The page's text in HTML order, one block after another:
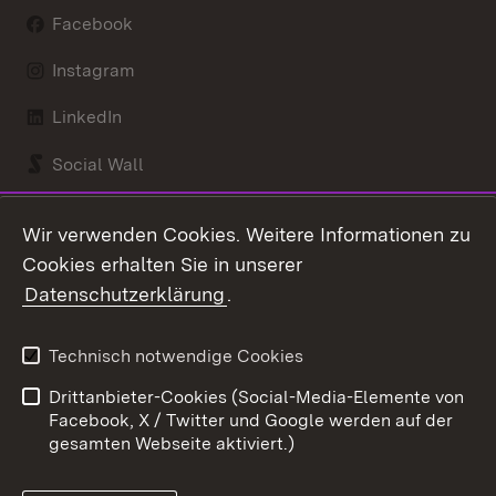
Facebook
Instagram
LinkedIn
Social Wall
Kontakt
Barrierefreiheit
Impressum
Cookies
Wir verwenden Cookies. Weitere Informationen zu
Cookies erhalten Sie in unserer
Datenschutzerklärung.
Technisch notwendige Cookies
Drittanbieter-Cookies (Social-Media-Elemente von
Facebook, X / Twitter und Google werden auf der
gesamten Webseite aktiviert.)